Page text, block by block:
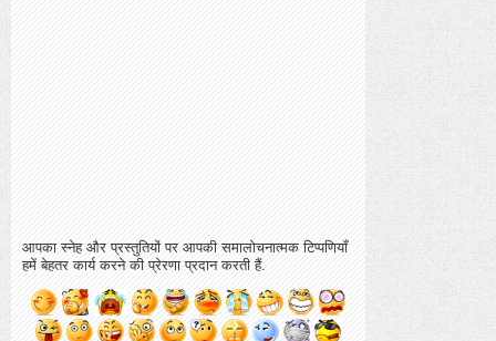
आपका स्नेह और प्रस्तुतियों पर आपकी समालोचनात्मक टिप्पणियाँ
हमें बेहतर कार्य करने की प्रेरणा प्रदान करती हैं.